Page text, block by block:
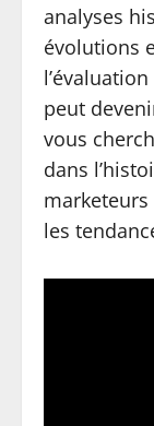
analyses
évolutions
peut
vous
dans
les